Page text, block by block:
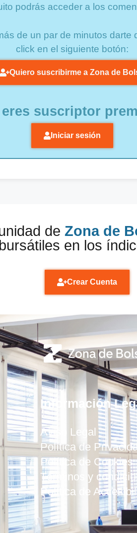
podrás acceder a los
de un par de minutos
click en el siguiente botón:
Quiero suscribirme a Zona de
eres suscriptor
Iniciar sesión
de Zona de
en los
Crear Cuenta
Información
Aviso Legal
Política de
Política de Cookies
Términos y
Política de